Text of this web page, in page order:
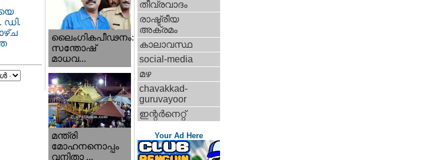
ഡി.
ലൈംഗികപീഢനം:
സന്തോഷ്
മാധവ...
മന്ത്രി
മോഹനനൊപ്പം
വനിതാ ...
തീവ്രവാദം
രാഷ്ട്രീയ
അക്രമം
കാലാവസ്ഥ
social-media
മഴ
chavakkad-
guruvayoor
ഇന്റര്‍നെറ്റ്‌
Your Ad Here